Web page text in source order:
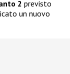
2 previsto
un nuovo